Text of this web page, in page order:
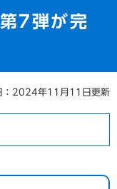
7弾が完
：2024年11月11日更新